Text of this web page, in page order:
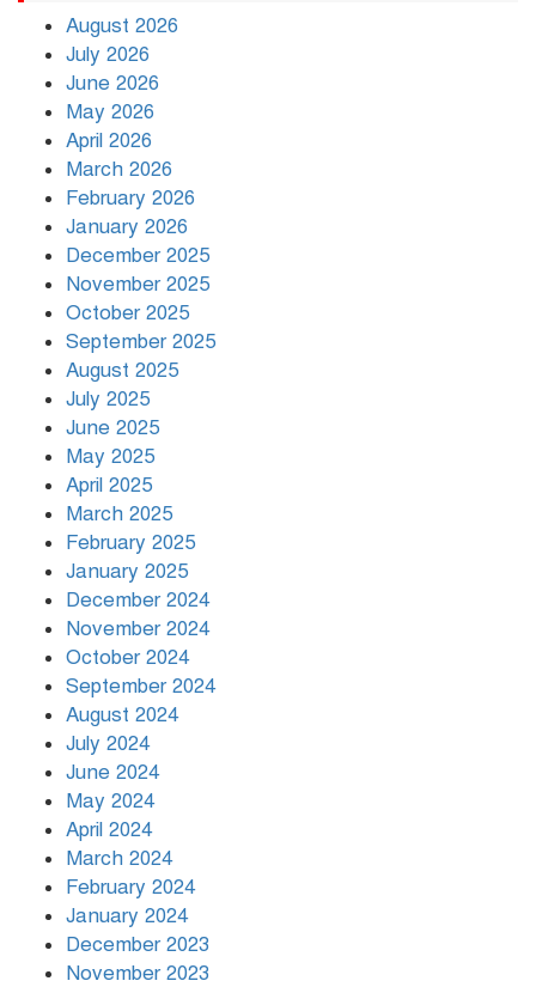
দিনভর পানির নিচে ঢাকা
August 2026
July 2026
June 2026
May 2026
April 2026
March 2026
February 2026
January 2026
December 2025
November 2025
October 2025
September 2025
August 2025
July 2025
June 2025
May 2025
April 2025
March 2025
February 2025
January 2025
December 2024
November 2024
October 2024
September 2024
August 2024
July 2024
June 2024
May 2024
April 2024
March 2024
February 2024
January 2024
December 2023
November 2023